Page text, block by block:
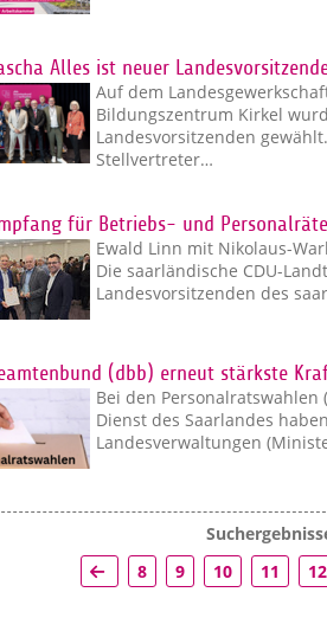
Alles ist neuer
Auf dem
Bildungszentrum Kirkel
Landesvorsitzenden
Stellvertreter…
für Betriebs- und
Ewald Linn mit Nikolaus-
Die saarländische CDU-
Landesvorsitzenden des
(dbb) erneut stärkste
Bei den Personalratswahlen
Dienst des Saarlandes
Landesverwaltungen
8
9 10 11 12